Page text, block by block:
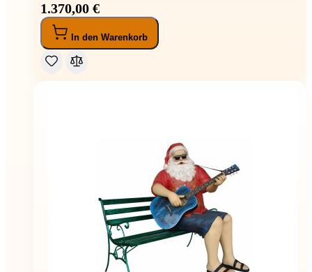
1.370,00 €
In den Warenkorb